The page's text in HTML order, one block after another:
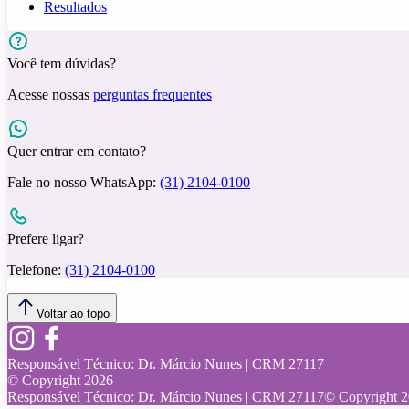
Resultados
Você tem dúvidas?
Acesse nossas perguntas frequentes
Quer entrar em contato?
Fale no nosso WhatsApp: (31) 2104-0100
Prefere ligar?
Telefone: (31) 2104-0100
Voltar ao topo
Responsável Técnico: Dr. Márcio Nunes | CRM 27117
© Copyright 2026
Responsável Técnico: Dr. Márcio Nunes | CRM 27117© Copyright